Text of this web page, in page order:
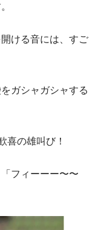
ける音には、すご
ガシャガシャする
喜の雄叫び！
フィーーー〜〜